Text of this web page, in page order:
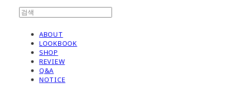
ABOUT
LOOKBOOK
SHOP
REVIEW
Q&A
NOTICE